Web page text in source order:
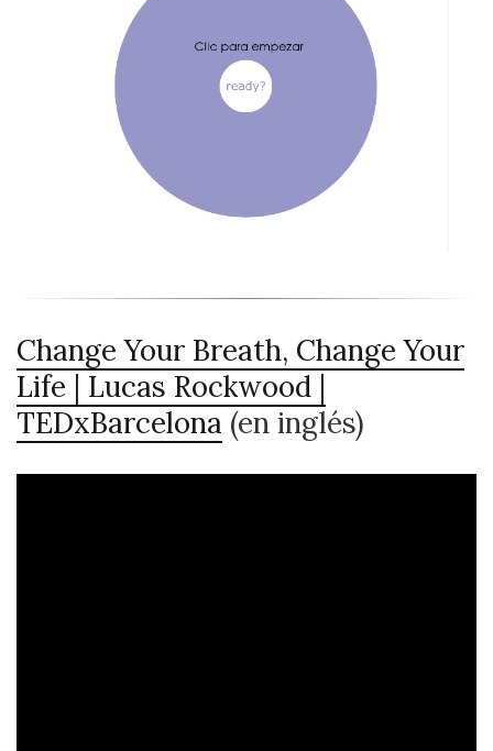
Change Your Breath, Change Your
Life | Lucas Rockwood |
TEDxBarcelona (en inglés)